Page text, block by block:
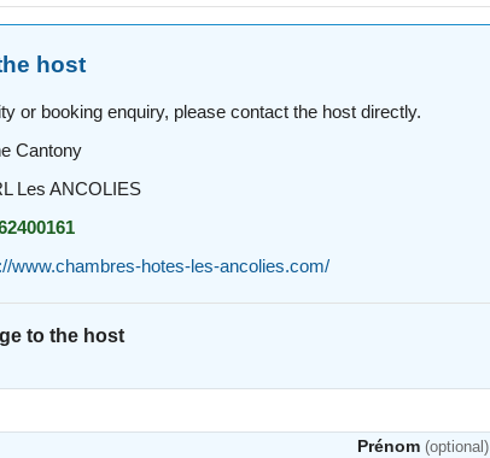
host
or booking enquiry, please contact the host directly.
Cantony
Les ANCOLIES
www.chambres-hotes-les-ancolies.com/
to the host
Prénom (optional)